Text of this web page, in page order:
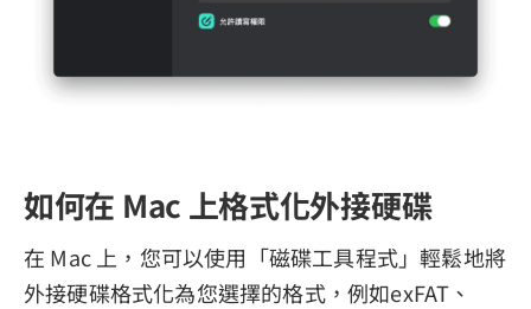
如何在 Mac 上格式化外接硬碟
在 Mac 上，您可以使用「磁碟工具程式」輕鬆地將
外接硬碟格式化為您選擇的格式，例如exFAT、